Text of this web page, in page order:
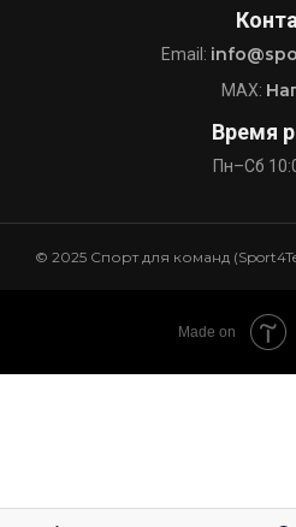
Email:
MAX:
Время
Пн–Сб
© 2025 Спорт для команд
Made on